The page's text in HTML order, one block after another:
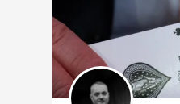
ils
parleront
encore
après
votre